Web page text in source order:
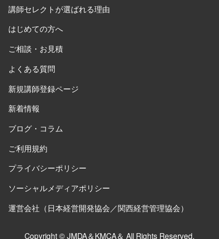
講師セレクトが選ばれる理由
はじめての方へ
ご相談・お見積
よくある質問
新規講師登録ページ
新着情報
ブログ・コラム
ご利用規約
プライバシーポリシー
ソーシャルメディアポリシー
運営会社（日本経営開発協会／関西経営管理協会）
Copyright © JMDA＆KMCA＆ All Rights Reserved.